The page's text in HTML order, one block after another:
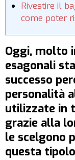
Rivestire il
come poter
Oggi, molto
esagonali
successo
personalità
utilizzate in
grazie alla
le scelgono
questa